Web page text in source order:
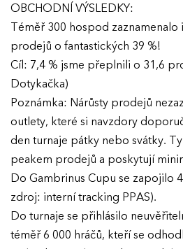
EFFIE
O
OBCHODNÍ VÝSLEDKY:
Téměř 300 hospod zaznamenalo
prodejů o fantastických 39 %!
Cíl: 7,4 % jsme přeplnili o 31,6
Dotykačka)
Poznámka: Nárůsty prodejů
outlety, které si navzdory
den turnaje pátky nebo svátky.
peakem prodejů a poskytují
Do Gambrinus Cupu se zapojilo
zdroj: interní tracking PPAS).
Do turnaje se přihlásilo
téměř 6 000 hráčů, kteří se